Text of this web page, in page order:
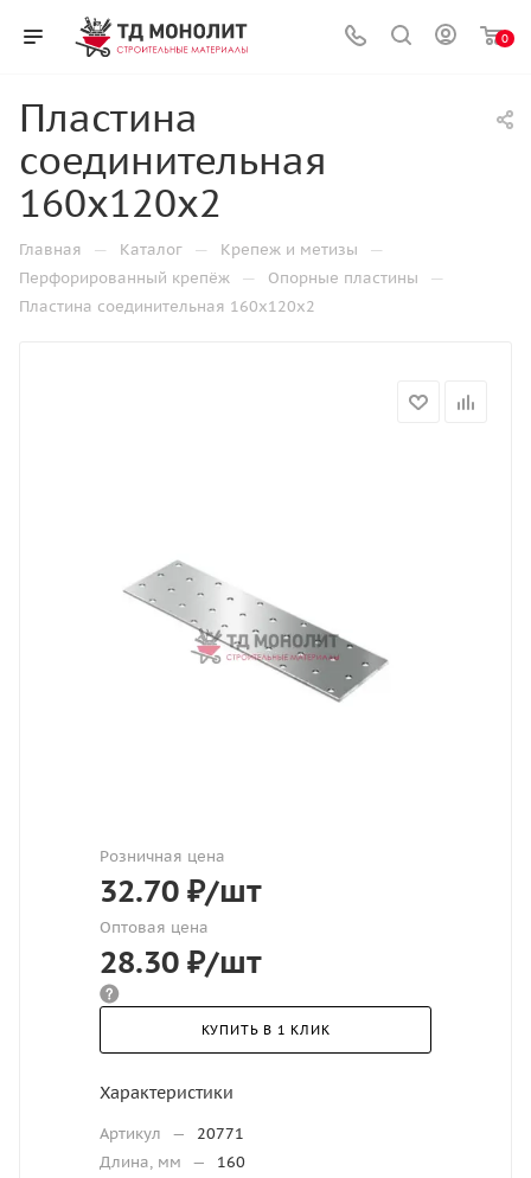
0
Пластина
соединительная
160х120х2
Главная — Каталог — Крепеж и метизы —
Перфорированный крепёж — Опорные пластины —
Пластина соединительная 160х120х2
Розничная цена
32.70 ₽/шт
Оптовая цена
28.30 ₽/шт
КУПИТЬ В 1 КЛИК
Характеристики
Артикул —
20771
Длина, мм
—
160